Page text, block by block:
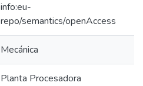
info:eu-
repo/semantics/openAccess
Mecánica
Planta Procesadora